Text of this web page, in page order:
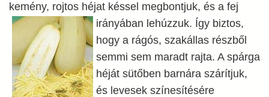
kemény, rojtos héjat késsel megbontjuk, és a fej
irányában lehúzzuk. Így biztos,
hogy a rágós, szakállas részből
semmi sem maradt rajta. A spárga
héját sütőben barnára szárítjuk,
és levesek színesítésére